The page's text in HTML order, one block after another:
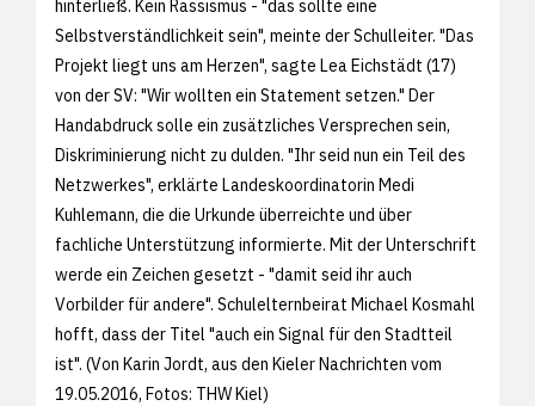
hinterließ. Kein Rassismus - "das sollte eine
Selbstverständlichkeit sein", meinte der Schulleiter. "Das
Projekt liegt uns am Herzen", sagte Lea Eichstädt (17)
von der SV: "Wir wollten ein Statement setzen." Der
Handabdruck solle ein zusätzliches Versprechen sein,
Diskriminierung nicht zu dulden. "Ihr seid nun ein Teil des
Netzwerkes", erklärte Landeskoordinatorin Medi
Kuhlemann, die die Urkunde überreichte und über
fachliche Unterstützung informierte. Mit der Unterschrift
werde ein Zeichen gesetzt - "damit seid ihr auch
Vorbilder für andere". Schulelternbeirat Michael Kosmahl
hofft, dass der Titel "auch ein Signal für den Stadtteil
ist". (Von Karin Jordt, aus den Kieler Nachrichten vom
19.05.2016, Fotos: THW Kiel)